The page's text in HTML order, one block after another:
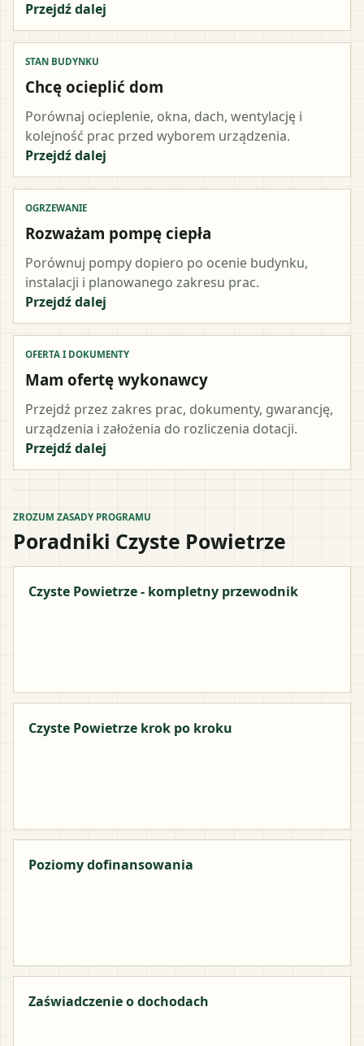
Przejdź dalej
STAN BUDYNKU
Chcę ocieplić dom
Porównaj ocieplenie, okna, dach, wentylację i
kolejność prac przed wyborem urządzenia.
Przejdź dalej
OGRZEWANIE
Rozważam pompę ciepła
Porównuj pompy dopiero po ocenie budynku,
instalacji i planowanego zakresu prac.
Przejdź dalej
OFERTA I DOKUMENTY
Mam ofertę wykonawcy
Przejdź przez zakres prac, dokumenty, gwarancję,
urządzenia i założenia do rozliczenia dotacji.
Przejdź dalej
ZROZUM ZASADY PROGRAMU
Poradniki Czyste Powietrze
Czyste Powietrze - kompletny przewodnik
Czyste Powietrze krok po kroku
Poziomy dofinansowania
Zaświadczenie o dochodach